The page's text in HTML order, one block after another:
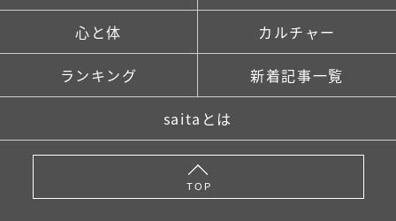
心と体 カルチャー
ランキング 新着記事一覧
saitaとは
TOP